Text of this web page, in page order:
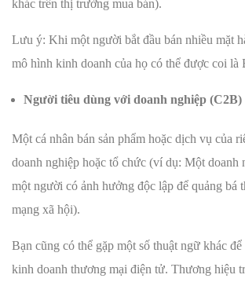
khác trên thị trường mua bán).
Lưu ý: Khi một người bắt đầu bán nhiều mặt
mô hình kinh doanh của họ có thể được coi là
Người tiêu dùng với doanh nghiệp (C2B)
Một cá nhân bán sản phẩm hoặc dịch vụ của
doanh nghiệp hoặc tổ chức (ví dụ: Một doanh
một người có ảnh hưởng độc lập để quảng bá
mạng xã hội).
Bạn cũng có thể gặp một số thuật ngữ khác
kinh doanh thương mại điện tử. Thương hiệu